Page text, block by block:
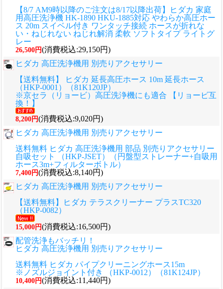
【8/7 AM9時以降のご注文は8/17以降出荷】ヒダカ 家庭
用高圧洗浄機 HK-1890 HKU-1885対応 やわらか高圧ホー
ス 20m スイベル付き ワンタッチ接続 ホースが折れな
い・ねじれない ねじれ解消 柔軟 ソフトタイプ ライトグ
レー
26,500円(消費税込:29,150円)
ヒダカ 高圧洗浄機用 別売りアクセサリー
【送料無料】 ヒダカ 延長高圧ホース 10m 延長ホース
（HKP-0001）（81K120JP）
※京セラ（リョービ）高圧洗浄機にも適合 【リョービ互
換！】
8,200円(消費税込:9,020円)
ヒダカ 高圧洗浄機用 別売りアクセサリー
送料無料 ヒダカ 高圧洗浄機用 部品 別売りアクセサリー
自吸セット （HKP-JSET）（円盤型ストレーナー+自吸用
ホース3m+フィルターボトル）
7,400円(消費税込:8,140円)
ヒダカ 高圧洗浄機用 別売りアクセサリー
【送料無料】ヒダカ テラスクリーナー プラスTC320
（HKP-0082）
15,000円(消費税込:16,500円)
配管洗浄もバッチリ！
ヒダカ 高圧洗浄機用 別売りアクセサリー
送料無料 ヒダカ パイプクリーニングホース15m
※ノズルジョイント付き （HKP-0012）（81K124JP）
10,400円(消費税込:11,440円)